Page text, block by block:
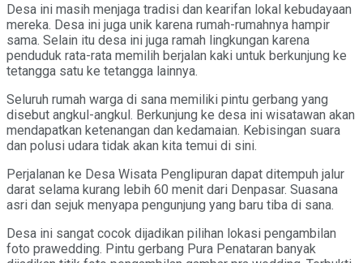
Desa ini masih menjaga tradisi dan kearifan lokal kebudayaan
mereka. Desa ini juga unik karena rumah-rumahnya hampir
sama. Selain itu desa ini juga ramah lingkungan karena
penduduk rata-rata memilih berjalan kaki untuk berkunjung ke
tetangga satu ke tetangga lainnya.
Seluruh rumah warga di sana memiliki pintu gerbang yang
disebut angkul-angkul. Berkunjung ke desa ini wisatawan akan
mendapatkan ketenangan dan kedamaian. Kebisingan suara
dan polusi udara tidak akan kita temui di sini.
Perjalanan ke Desa Wisata Penglipuran dapat ditempuh jalur
darat selama kurang lebih 60 menit dari Denpasar. Suasana
asri dan sejuk menyapa pengunjung yang baru tiba di sana.
Desa ini sangat cocok dijadikan pilihan lokasi pengambilan
foto prawedding. Pintu gerbang Pura Penataran banyak